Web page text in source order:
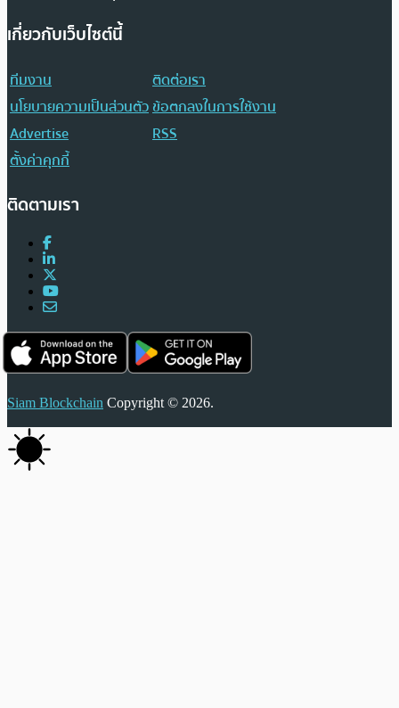
เกี่ยวกับเว็บไซต์นี้
ทีมงาน
ติดต่อเรา
นโยบายความเป็นส่วนตัวข้อตกลงในการใช้งาน
Advertise
RSS
ตั้งค่าคุกกี้
ติดตามเรา
Siam Blockchain Copyright © 2026.